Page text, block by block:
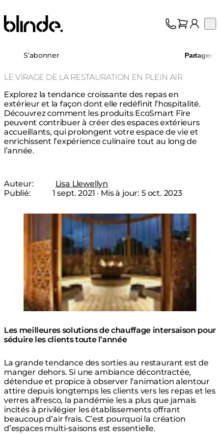
Blinde Design
À propos
Assistance
S’abonner Partager
LE VIRAGE DE LA RESTAURATION EN PLEIN AIR
Explorez la tendance croissante des repas en
extérieur et la façon dont elle redéfinit l’hospitalité.
Découvrez comment les produits EcoSmart Fire
peuvent contribuer à créer des espaces extérieurs
accueillants, qui prolongent votre espace de vie et
enrichissent l’expérience culinaire tout au long de
l’année.
Auteur:
Lisa Llewellyn
Publié:
1 sept. 2021 · Mis à jour: 5 oct. 2023
Loading image...
Les meilleures solutions de chauffage intersaison pour
séduire les clients toute l’année
La grande tendance des sorties au restaurant est de
manger dehors. Si une ambiance décontractée,
détendue et propice à observer l’animation alentour
attire depuis longtemps les clients vers les repas et les
verres alfresco, la pandémie les a plus que jamais
incités à privilégier les établissements offrant
beaucoup d’air frais. C’est pourquoi la création
d’espaces multi-saisons est essentielle.